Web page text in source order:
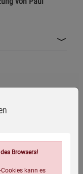
Browsers!
kann es